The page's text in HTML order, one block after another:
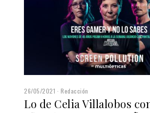
26/05/2021 Redacción
Lo de Celia Villalobos